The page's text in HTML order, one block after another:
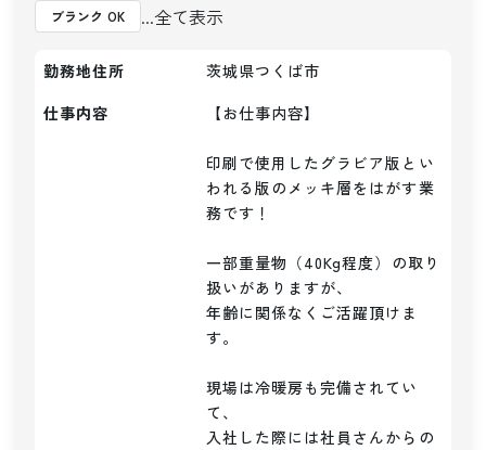
ブランク OK ...全て表示
勤務地住所
茨城県つくば市
仕事内容
【お仕事内容】
印刷で使用したグラビア版とい
われる版のメッキ層をはがす業
務です！
一部重量物（40Kg程度）の取り
扱いがありますが、
年齢に関係なくご活躍頂けま
す。
現場は冷暖房も完備されてい
て、
入社した際には社員さんからの